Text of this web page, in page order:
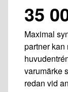
35
Maximal
partner kan
varumärke
redan vid